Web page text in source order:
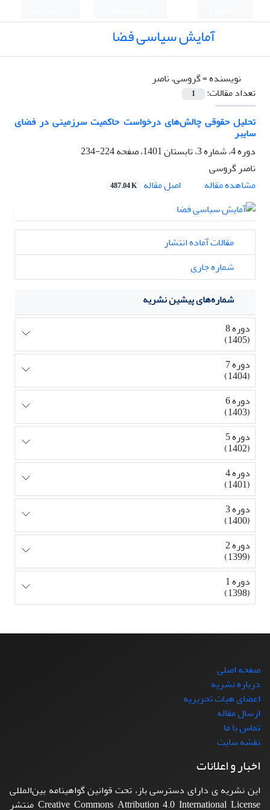
آمایش سیاسی فضا
نویسنده =گروسی، ناصر
تعداد مقالات:
1
تحلیل حقوقی چالش‌های درخواست حاکمیت سرزمینی در فضای
سایبر
دوره 4، شماره 3، تابستان 1401، صفحه
224-234
ناصر گروسی
مشاهده مقاله
اصل مقاله 487.04 K
مقالات آماده انتشار
شماره جاری
شماره‌های پیشین نشریه
دوره 8
(1405)
دوره 7
(1404)
دوره 6
(1403)
دوره 5
(1402)
دوره 4
(1401)
دوره 3
(1400)
دوره 2
(1399)
دوره 1
(1398)
صفحه اصلی
درباره نشریه
اعضای هیات تحریریه
ارسال مقاله
تماس با ما
نقشه سایت
اخبار و اعلانات
این نشریه ی دارای دسترسی باز، تحت قوانین گواهینامه بین‌المللی
Creative Commons Attribution 4.0 International License منتشر